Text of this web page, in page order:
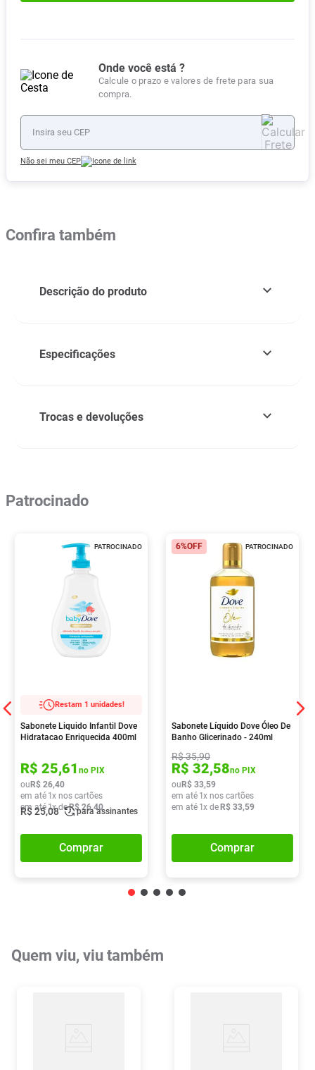
Onde você está ?
Calcule o prazo e valores de frete para sua
compra.
Não sei meu CEP
Confira também
Descrição do produto
Especificações
Trocas e devoluções
Patrocinado
PATROCINADO
Restam 1 unidades!
Sabonete Liquido Infantil Dove
Hidratacao Enriquecida 400ml
R$ 25,61 no PIX
ou R$ 26,40
em até 1x nos cartões
em até1x deR$ 26,40
R$25,08 para assinantes
Comprar
PATROCINADO
6%OFF
Sabonete Líquido Dove Óleo De
Banho Glicerinado - 240ml
R$35,90
R$ 32,58no PIX
ou R$ 33,59
em até 1x nos cartões
em até 1x de R$ 33,59
Comprar
Quem viu, viu também